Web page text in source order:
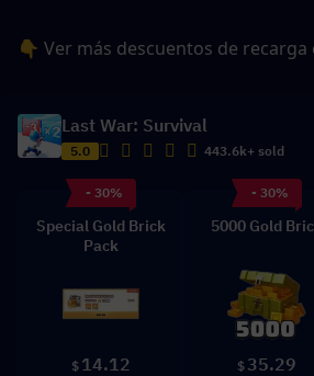
👇 Ver más descuentos de recarga
Last War: Survival
5.0 443.6k+ sold
- 30%
Special Gold Brick
Pack
$ 14.12
- 30%
5000 Gold
$ 35.29